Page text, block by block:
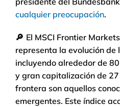
cualquier preocupación.
🔎 El MSCI Frontier
representa la evolución de
incluyendo alrededor de
y gran capitalización de
frontera son aquellos
emergentes. Este índice